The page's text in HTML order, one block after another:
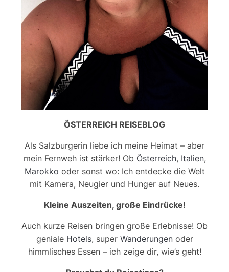
ÖSTERREICH REISEBLOG
Als Salzburgerin liebe ich meine Heimat – aber
mein Fernweh ist stärker! Ob Österreich, Italien,
Marokko oder sonst wo: Ich entdecke die Welt
mit Kamera, Neugier und Hunger auf Neues.
Kleine Auszeiten, große Eindrücke!
Auch kurze Reisen bringen große Erlebnisse! Ob
geniale Hotels, super Wanderungenoder
himmlisches Essen – ich zeige dir, wie’s geht!